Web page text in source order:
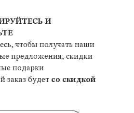
И
чтобы получать наши
предложения, скидки
подарки
заказ будет со скидкой